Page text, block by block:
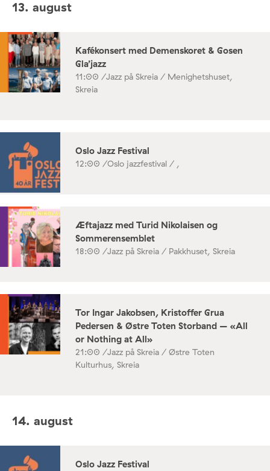
13. august
Kafékonsert med Demenskoret & Gosen
Gla’jazz
11:00 /Jazz på Skreia / Menighetshuset,
Skreia
Oslo Jazz Festival
12:00 /Oslo jazzfestival / ,
Æftajazz med Turid Nikolaisen og
Sommerensemblet
18:00 /Jazz på Skreia / Pakkhuset, Skreia
Tor Ingar Jakobsen, Kristoffer Grua
Pedersen & Østre Toten Storband – «All
or Nothing at All»
21:00 /Jazz på Skreia / Østre Toten
Kulturhus, Skreia
14. august
Oslo Jazz Festival